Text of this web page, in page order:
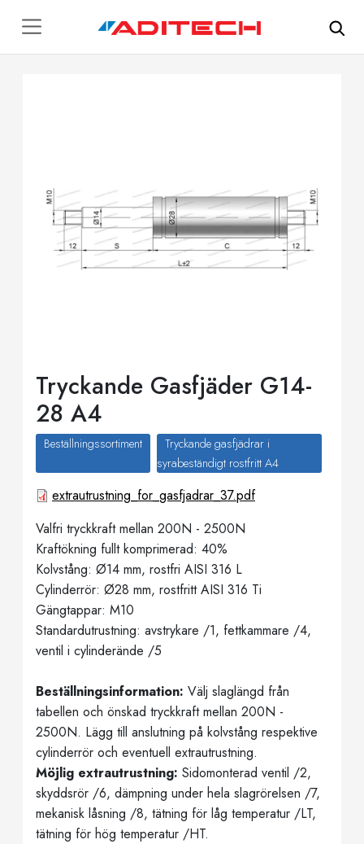
Tryckande Gasfjäder G14-
28 A4
Beställningssortiment
Tryckande gasfjädrar i
syrabeständigt rostfritt A4
extrautrustning_for_gasfjadrar_37.pdf
Valfri tryckkraft mellan 200N - 2500N
Kraftökning fullt komprimerad: 40%
Kolvstång: Ø14 mm, rostfri AISI 316 L
Cylinderrör: Ø28 mm, rostfritt AISI 316 Ti
Gängtappar: M10
Standardutrustning: avstrykare /1, fettkammare /4,
ventil i cylinderände /5
Beställningsinformation: Välj slaglängd från
tabellen och önskad tryckkraft mellan 200N -
2500N. Lägg till anslutning på kolvstång respektive
cylinderrör och eventuell extrautrustning.
Möjlig extrautrustning: Sidomonterad ventil /2,
skyddsrör /6, dämpning under hela slagrörelsen /7,
mekanisk låsning /8, tätning för låg temperatur /LT,
tätning för hög temperatur /HT.